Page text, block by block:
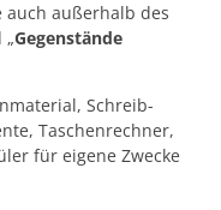
auch außerhalb des
Gegenstände
Schreib-
Taschenrechner,
für eigene Zwecke